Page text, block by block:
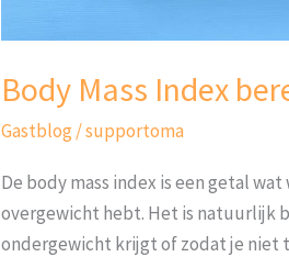
Body Mass Index
Gastblog /supportoma
De body mass index is een getal
overgewicht hebt. Het is natuurlijk
ondergewicht krijgt of zodat je niet